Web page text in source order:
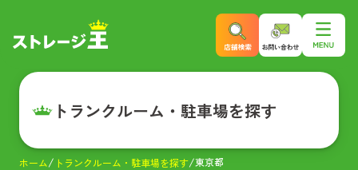
トランクルーム・駐車場を探す
ホーム トランクルーム・駐車場を探す 東京都